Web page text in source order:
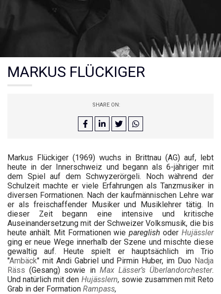
MARKUS FLÜCKIGER
SHARE ON:
Markus Flückiger (1969) wuchs in Brittnau (AG) auf, lebt
heute in der Innerschweiz und begann als 6-jähriger mit
dem Spiel auf dem Schwyzerörgeli. Noch während der
Schulzeit machte er viele Erfahrungen als Tanzmusiker in
diversen Formationen. Nach der kaufmännischen Lehre war
er als freischaffender Musiker und Musiklehrer tätig. In
dieser Zeit begann eine intensive und kritische
Auseinandersetzung mit der Schweizer Volksmusik, die bis
heute anhält. Mit Formationen wie pareglish oderHujässler
ging er neue Wege innerhalb der Szene und mischte diese
gewaltig auf. Heute spielt er hauptsächlich im Trio
"Ambäck" mit Andi Gabriel und Pirmin Huber, im Duo Nadja
Räss (Gesang) sowie in Max Lässer’s Überlandorchester.
Und natürlich mit den Hujässlern, sowie zusammen mit Reto
Grab in der Formation Rampass,